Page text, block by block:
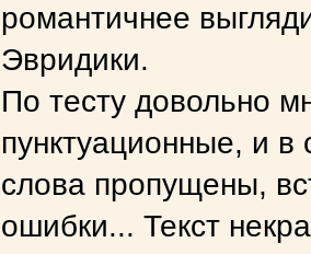
романтичнее
Эвридики.
По тесту довольно
пунктуационные, и в
слова пропущены,
ошибки... Текст